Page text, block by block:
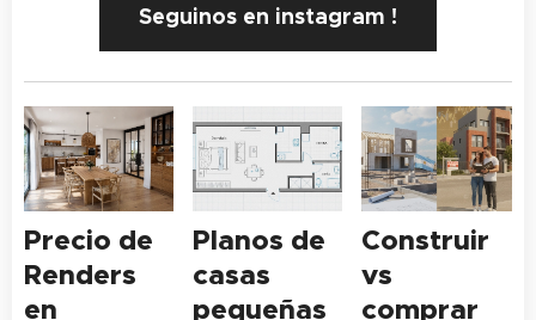
Seguinos en instagram !
Precio de
Renders
en
Planos de
casas
pequeñas
Construir
vs
comprar